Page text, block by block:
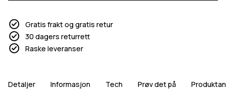
Gratis frakt og gratis retur
30 dagers returrett
Raske leveranser
Detaljer Informasjon Tech Prøv det på